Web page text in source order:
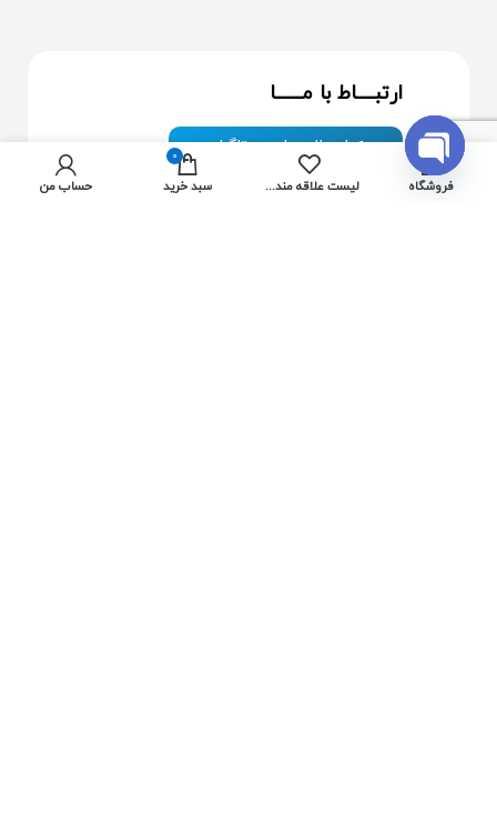
ارتبــــاط با مــــــا
ارسال پیام در تلگرام
ارسال پیام در واتس آپ فروشگاه لیست علاقه مندی ها
0
سبد خرید حساب من
OPEN